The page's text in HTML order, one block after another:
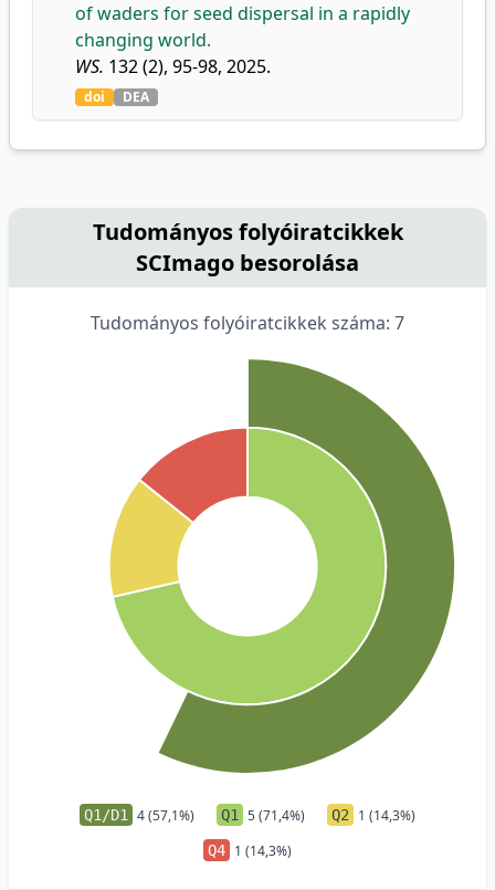
of waders for seed dispersal in a rapidly
changing world.
WS. 132 (2), 95-98, 2025.
doi DEA
Tudományos folyóiratcikkek
SCImago besorolása
Tudományos folyóiratcikkek száma: 7
Q1/D1 4 (57,1%) Q1 5 (71,4%) Q2 1 (14,3%)
Q4 1 (14,3%)